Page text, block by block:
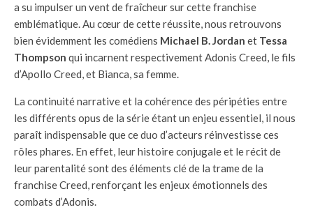
a su impulser un vent de fraîcheur sur cette franchise
emblématique. Au cœur de cette réussite, nous retrouvons
bien évidemment les comédiens Michael B. Jordan et Tessa
Thompson qui incarnent respectivement Adonis Creed, le fils
d’Apollo Creed, et Bianca, sa femme.
La continuité narrative et la cohérence des péripéties entre
les différents opus de la série étant un enjeu essentiel, il nous
paraît indispensable que ce duo d’acteurs réinvestisse ces
rôles phares. En effet, leur histoire conjugale et le récit de
leur parentalité sont des éléments clé de la trame de la
franchise Creed, renforçant les enjeux émotionnels des
combats d’Adonis.